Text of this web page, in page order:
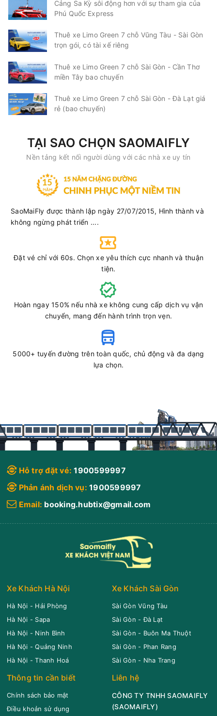
Cổng Bến Xe
Miền Đông Mới
Bến xe phía nam
Tuấn Trung Limousine 34 giường
Giá vé:400.000 Còn trống:20 + Chọn mua
Bến xe Miền Đông cũ Ea H'leo
Cô Hai Limousine 24 phòng
Giá vé:500.000 Còn trống:17 Chọn mua
18:3010/08/2026
Tấn Hưng (Gia Lai) Limousine 36 Phòng
Còn trống:
10/08/2026 11/08 (7 giờ 45 phút)
Bến xe phía nam Buôn Ma
Thuột
19:0010/08/2026 11/0804:00(9 giờ)
Bến xe Miền
Đông
Bến xe phía nam
BMT
Đức Hiếu (Cư Mgar) Giường nằm 34 phòng
Giá vé:360.000 Còn trống:20+
19:3010/08/2026 11/0804:15(8 giờ 45 phút)
Văn Phòng Buôn Ma
Thuột
Giường nằm 34 chỗ
Giá vé: 350.000 Còn trống: 20+ Chọn mua
19:30 10/08/2026 (6 giờ 30 phút)
Đông
Buôn Ma Thuột
Giá vé:340.000 Còn trống:18 Chọn mua
Cảng Sa Kỳ sôi động hơn với sự tham gia của
Phú Quốc Express
Thuê xe Limo Green 7 chỗ Vũng Tàu - Sài Gòn
trọn gói, có tài xế riêng
Thuê xe Limo Green 7 chỗ Sài Gòn - Cần Thơ
miền Tây bao chuyến
Thuê xe Limo Green 7 chỗ Sài Gòn - Đà Lạt giá
rẻ (bao chuyến)
TẠI SAO CHỌN SAOMAIFLY
Nền tảng kết nối người dùng với các nhà xe uy tín
SaoMaiFly được thành lập ngày 27/07/2015, Hình thành và
không ngừng phát triển ....
Đặt vé chỉ với 60s. Chọn xe yêu thích cực nhanh và thuận
tiện.
Hoàn ngay 150% nếu nhà xe không cung cấp dịch vụ vận
chuyển, mang đến hành trình trọn vẹn.
5000+ tuyến đường trên toàn quốc, chủ động và đa dạng
lựa chọn.
Hỗ trợ đặt vé: 1900599997
Phản ánh dịch vụ: 1900599997
Email: booking.hubtix@gmail.com
Xe Khách Hà Nội
Hà Nội - Hải Phòng
Hà Nội - Sapa
Hà Nội - Ninh Bình
Hà Nội - Quảng Ninh
Hà Nội - Thanh Hoá
Xe Khách Sài Gòn
Sài Gòn Vũng Tàu
Sài Gòn - Đà Lạt
Sài Gòn - Buôn Ma Thuột
Sài Gòn - Phan Rang
Sài Gòn - Nha Trang
Thông tin cần biết
Chính sách bảo mật
Điều khoản sử dụng
Liên hệ
CÔNG TY TNHH SAOMAIFLY
(SAOMAIFLY)